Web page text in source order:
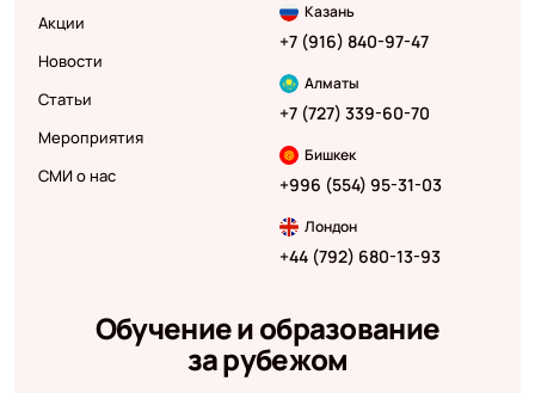
Акции
Новости
Статьи
Мероприятия
СМИ о нас
Казань
+7 (916) 840-97-47
Алматы
+7 (727) 339-60-70
Бишкек
+996 (554) 95-31-03
Лондон
+44 (792) 680-13-93
Обучение и образование
за рубежом